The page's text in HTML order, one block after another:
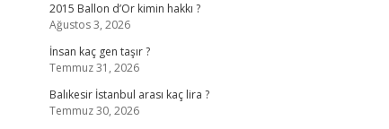
2015 Ballon d’Or kimin hakkı ?
Ağustos 3, 2026
İnsan kaç gen taşır ?
Temmuz 31, 2026
Balıkesir İstanbul arası kaç lira ?
Temmuz 30, 2026